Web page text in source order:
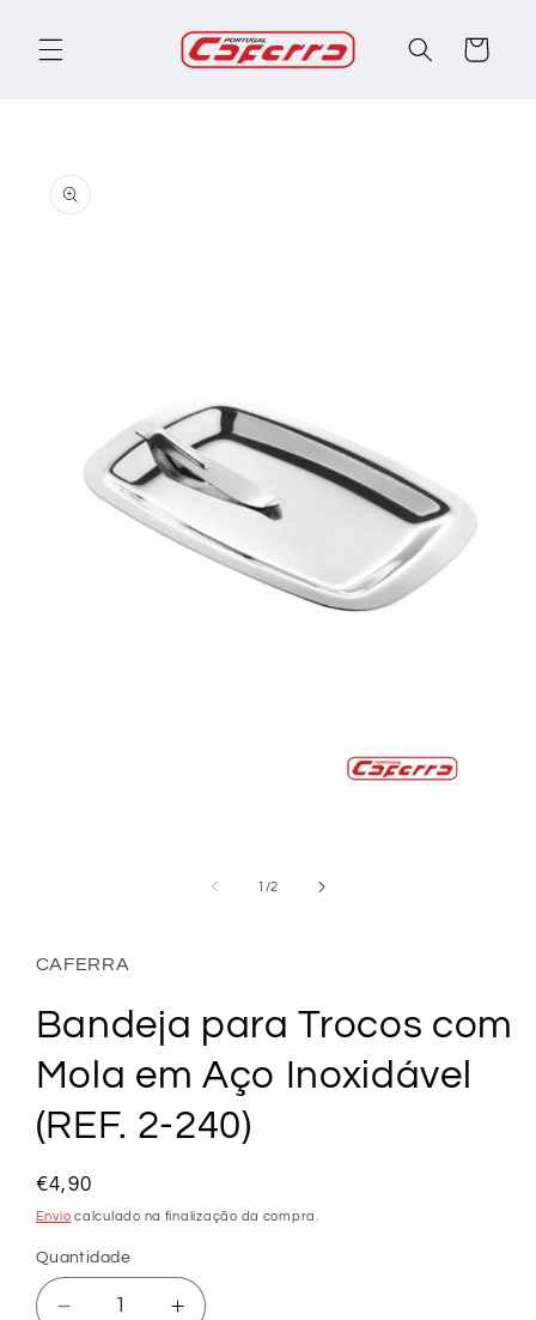
conteúdo
Carrinho
para a
informação
do produto
1 /de
2
CAFERRA
Bandeja para Trocos com
Mola em Aço Inoxidável
(REF. 2-240)
Preço
normal
€4,90
Envio calculado na finalização da compra.
Quantidade